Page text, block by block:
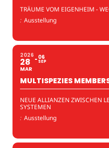
TRÄUME VOM EIGENHEIM -
: Ausstellung
2026
28
MAR
06
SEP
MULTISPEZIES
NEUE ALLIANZEN ZWISCHEN
SYSTEMEN
: Ausstellung